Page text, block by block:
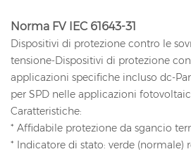
Norma FV IEC 61643-31
Dispositivi di protezione contro le
tensione-Dispositivi di protezione
applicazioni specifiche incluso dc-
per SPD nelle applicazioni
Caratteristiche:
* Affidabile protezione da sgancio
* Indicatore di stato: verde (normale)